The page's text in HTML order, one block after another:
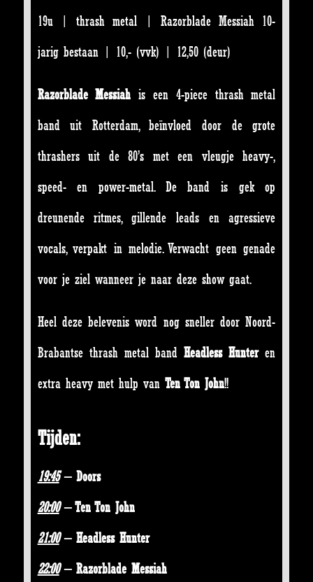
19u | thrash metal | Razorblade Messiah 10-
jarig bestaan | 10,- (vvk) | 12,50 (deur)
Razorblade Messiah is een 4-piece thrash metal
band uit Rotterdam, beïnvloed door de grote
thrashers uit de 80’s met een vleugje heavy-,
speed- en power-metal. De band is gek op
dreunende ritmes, gillende leads en agressieve
vocals, verpakt in melodie. Verwacht geen genade
voor je ziel wanneer je naar deze show gaat.
Heel deze belevenis word nog sneller door Noord-
Brabantse thrash metal bandHeadless Hunteren
extra heavy met hulp van Ten Ton John!!
Tijden:
19:45– Doors
20:00– Ten Ton John
21:00– Headless Hunter
22:00– Razorblade Messiah